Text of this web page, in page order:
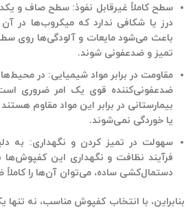
سطح کاملاً غیرقابل نفوذ: سطح صاف و
درز یا شکافی ندارد که میکروب‌ها در
باعث می‌شود مایعات و آلودگی‌ها روی
تمیز و ضدعفونی شوند.
مقاومت در برابر مواد شیمیایی: در
ضدعفونی‌کننده قوی یک امر ضروری
بیمارستانی در برابر این مواد مقاوم
یا خوردگی نمی‌شوند.
سهولت در تمیز کردن و نگهداری: به
فرآیند نظافت و نگهداری این
دستمال‌کشی ساده، می‌توان آن‌ها را کاملاً
بنابراین، با انتخاب کفپوش مناسب، نه